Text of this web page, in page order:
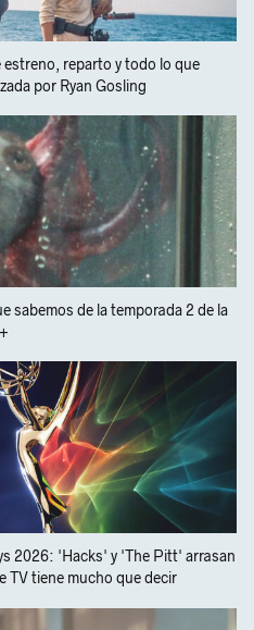
reparto y todo lo que
por Ryan Gosling
sabemos de la temporada 2 de la
2026: 'Hacks' y 'The Pitt' arrasan
TV tiene mucho que decir